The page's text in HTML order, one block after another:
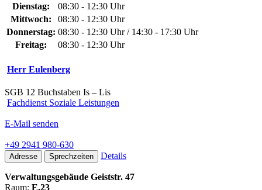
Dienstag:
08:30 - 12:30 Uhr
Mittwoch:
08:30 - 12:30 Uhr
Donnerstag: 08:30 - 12:30 Uhr / 14:30 - 17:30 Uhr
Freitag:
08:30 - 12:30 Uhr
Herr Eulenberg
SGB 12 Buchstaben Is – Lis
Fachdienst Soziale Leistungen
E-Mail senden
+49 2941 980-630
Adresse Sprechzeiten Details
Verwaltungsgebäude Geiststr. 47
Raum: E.23